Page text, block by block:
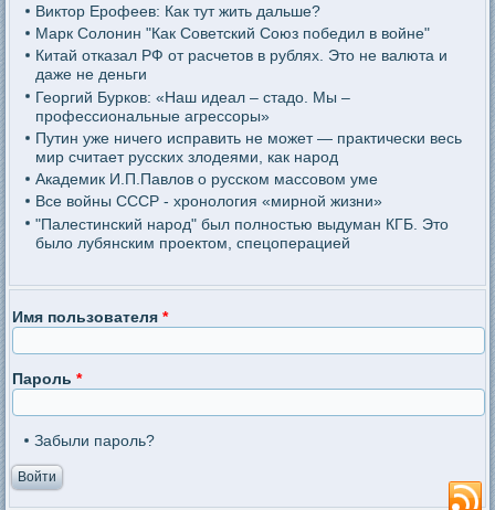
Виктор Ерофеев: Как тут жить дальше?
Марк Солонин "Как Советский Союз победил в войне"
Китай отказал РФ от расчетов в рублях. Это не валюта и
даже не деньги
Георгий Бурков: «Наш идеал – стадо. Мы –
профессиональные агрессоры»
Путин уже ничего исправить не может — практически весь
мир считает русских злодеями, как народ
Академик И.П.Павлов о русском массовом уме
Все войны СССР - хронология «мирной жизни»
"Палестинский народ" был полностью выдуман КГБ. Это
было лубянским проектом, спецоперацией
Имя пользователя*
Пароль*
Забыли пароль?